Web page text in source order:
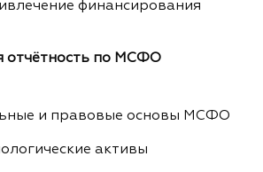
финансирования
по МСФО
и правовые основы МСФО
активы